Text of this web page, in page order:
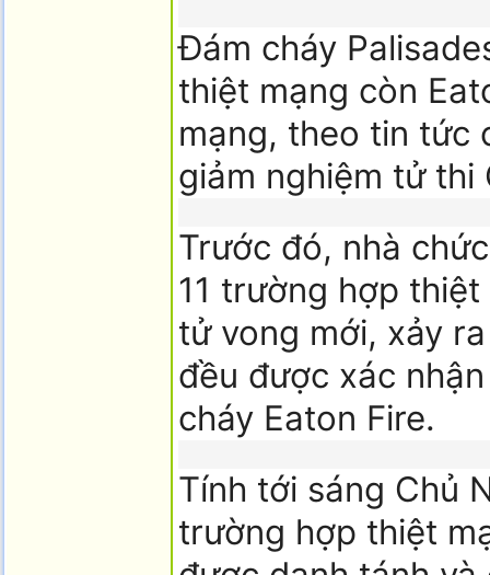
Đám cháy
thiệt mạng còn
mạng, theo tin tức
giảm nghiệm tử thi
Trước đó, nhà
11 trường hợp
tử vong mới, xảy
đều được xác
cháy Eaton Fire.
Tính tới sáng Chủ
trường hợp thiệt